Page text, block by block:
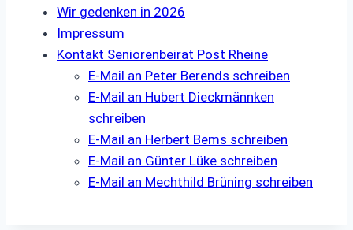
Wir gedenken in 2026
Impressum
Kontakt Seniorenbeirat Post Rheine
E-Mail an Peter Berends schreiben
E-Mail an Hubert Dieckmännken
schreiben
E-Mail an Herbert Bems schreiben
E-Mail an Günter Lüke schreiben
E-Mail an Mechthild Brüning schreiben